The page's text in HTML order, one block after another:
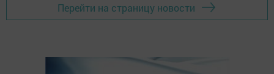
Перейти на страницу новости